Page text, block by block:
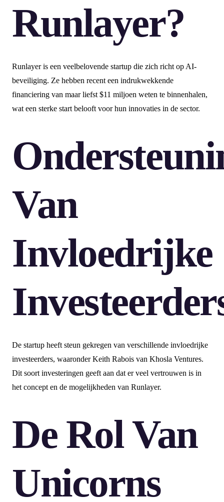
Runlayer?
Runlayer is een veelbelovende startup die zich richt op AI-
beveiliging. Ze hebben recent een indrukwekkende
financiering van maar liefst $11 miljoen weten te binnenhalen,
wat een sterke start belooft voor hun innovaties in de sector.
Van
Invloedrijke
De startup heeft steun gekregen van verschillende invloedrijke
investeerders, waaronder Keith Rabois van Khosla Ventures.
Dit soort investeringen geeft aan dat er veel vertrouwen is in
het concept en de mogelijkheden van Runlayer.
De Rol Van
Unicorns